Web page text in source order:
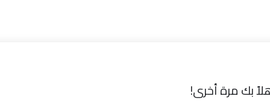
بك مرة أخرى!